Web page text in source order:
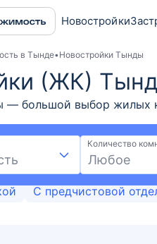
Новостройки
в Тынде Новостройки Тынды
(ЖК)
— большой выбор жилых
акции и скидки от
0 ЖК с ценами от -
Количество
Любое
С предчистовой